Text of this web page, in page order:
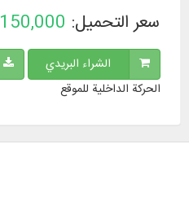
سعر التحميل: 150,000
الشراء البريدي
الحركة الداخلية للموقع